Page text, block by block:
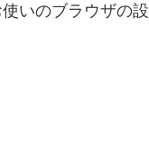
いのブラウザの設